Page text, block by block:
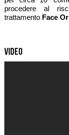
procedere al
trattamento Face
Video